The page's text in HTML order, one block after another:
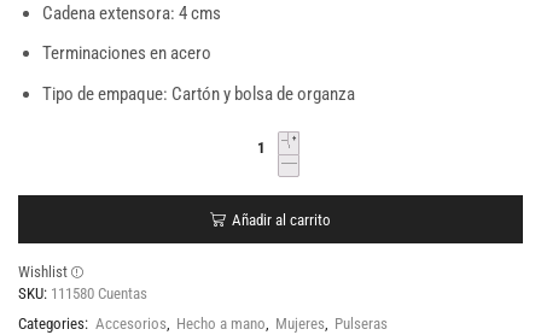
Cadena extensora: 4 cms
Terminaciones en acero
Tipo de empaque: Cartón y bolsa de organza
Añadir al carrito
Wishlist
SKU: 111580 Cuentas
Categories: Accesorios, Hecho a mano, Mujeres, Pulseras